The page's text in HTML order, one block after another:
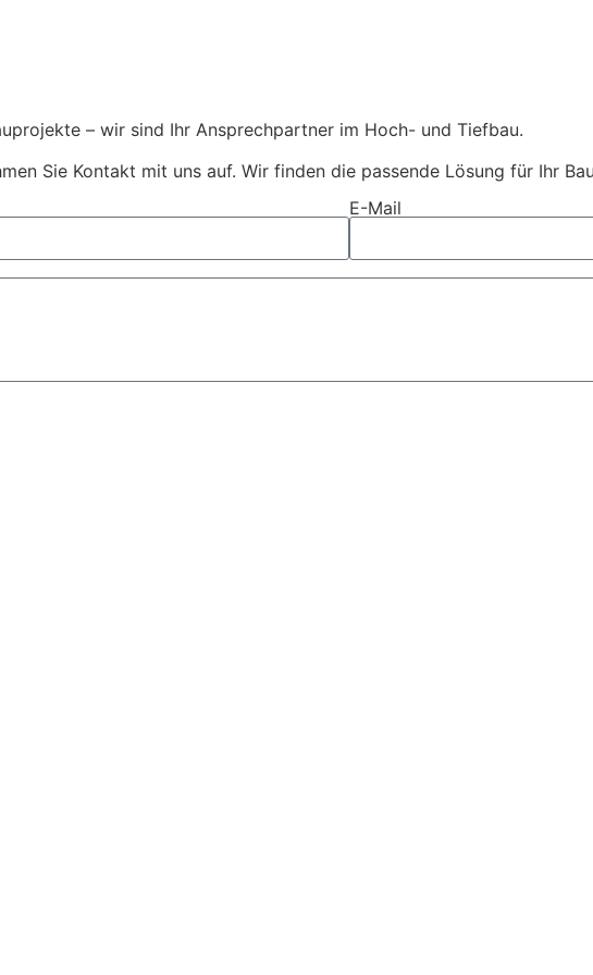
– wir sind Ihr Ansprechpartner im Hoch- und Tiefbau.
Sie Kontakt mit uns auf. Wir finden die passende Lösung für Ihr
E-Mail